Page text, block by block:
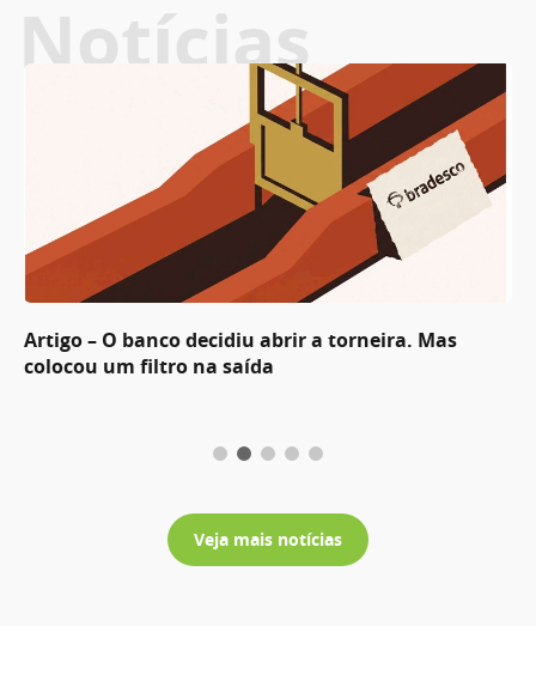
Notícias
Artigo – O banco decidiu abrir a torneira. Mas
colocou um filtro na saída
Veja mais notícias